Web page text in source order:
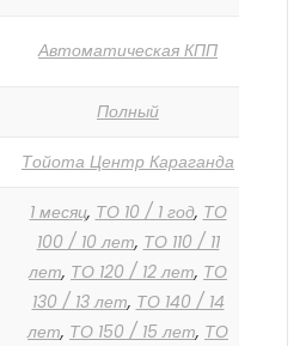
Автоматическая КПП
Полный
Тойота Центр Караганда
1 месяц, ТО 10 / 1 год, ТО
100 / 10 лет, ТО 110 / 11
лет, ТО 120 / 12 лет, ТО
130 / 13 лет, ТО 140 / 14
лет, ТО 150 / 15 лет, ТО